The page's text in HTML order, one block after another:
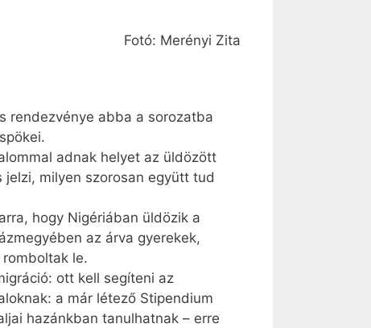
Fotó: Merényi Zita
rendezvénye abba a sorozatba
adnak helyet az üldözött
milyen szorosan együtt tud
hogy Nigériában üldözik a
az árva gyerekek,
le.
ott kell segíteni az
a már létező Stipendium
hazánkban tanulhatnak – erre